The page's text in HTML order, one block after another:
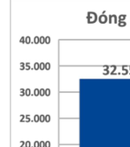
0
Cart